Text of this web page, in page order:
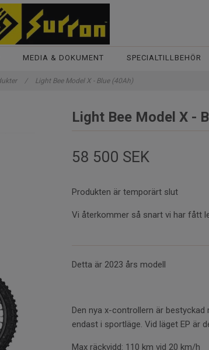
MEDIA & DOKUMENT SPECIALTILLBEHÖR
/ Light Bee Model X - Blue (40Ah)
Light Bee Model X -
58 500 SEK
Produkten är temporärt slut
Vi återkommer så snart vi har fått
Detta är 2023 års modell
Den nya x-controllern är
endast i sportläge. Vid läget EP är
Max räckvidd: 110 km vid 20 km/h